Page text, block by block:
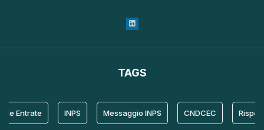
TAGS
Entrate INPS Messaggio INPS CNDCEC Risposta